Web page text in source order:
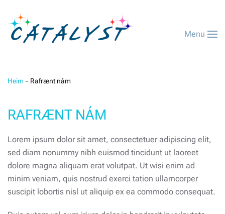
Menu
Heim Rafrænt nám
RAFRÆNT NÁM
Lorem ipsum dolor sit amet, consectetuer adipiscing elit,
sed diam nonummy nibh euismod tincidunt ut laoreet
dolore magna aliquam erat volutpat. Ut wisi enim ad
minim veniam, quis nostrud exerci tation ullamcorper
suscipit lobortis nisl ut aliquip ex ea commodo consequat.